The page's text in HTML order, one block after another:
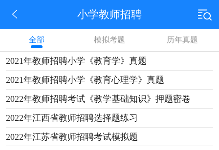
小学教师招聘
全部 模拟考题 历年真题
2021年教师招聘小学《教育学》真题
2021年教师招聘小学《教育心理学》真题
2022年教师招聘考试《教学基础知识》押题密卷
2022年江西省教师招聘选择题练习
2022年江苏省教师招聘考试模拟题